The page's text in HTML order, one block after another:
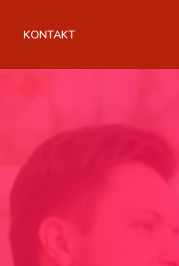
KONTAKT